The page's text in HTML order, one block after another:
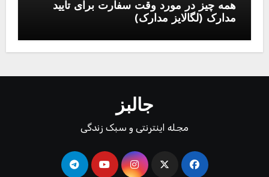
همه چیز در مورد وقت سفارت برای تایید
مدارک (لگالایز مدارک)
جالبز
مجله اینترنتی و سبک زندگی